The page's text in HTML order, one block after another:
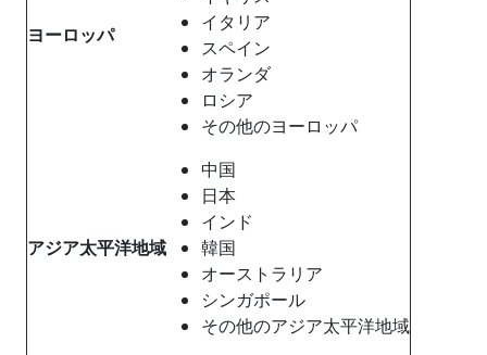
ヨーロッパ
イタリア
スペイン
オランダ
ロシア
その他のヨーロッパ
アジア太平洋地域
中国
日本
インド
韓国
オーストラリア
シンガポール
その他のアジア太平洋地域